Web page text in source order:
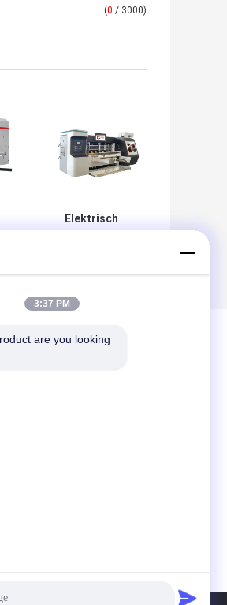
(0 / 3000)
Elektrisch
met gegolfde
3:37 PM
are you looking